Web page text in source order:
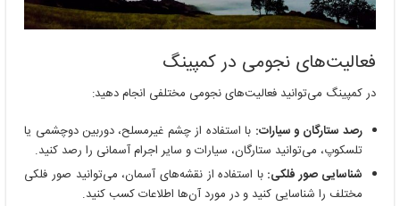
فعالیت‌های نجومی در کمپینگ
در کمپینگ می‌توانید فعالیت‌های نجومی مختلفی انجام دهید:
رصد ستارگان و سیارات: با استفاده از چشم غیرمسلح، دوربین دوچشمی یا
تلسکوپ، می‌توانید ستارگان، سیارات و سایر اجرام آسمانی را رصد کنید.
شناسایی صور فلکی: با استفاده از نقشه‌های آسمان، می‌توانید صور فلکی
مختلف را شناسایی کنید و در مورد آن‌ها اطلاعات کسب کنید.